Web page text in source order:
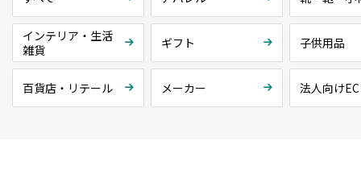
インテリア・生活
雑貨
ギフト 子供用品
百貨店・リテール メーカー 法人向けEC